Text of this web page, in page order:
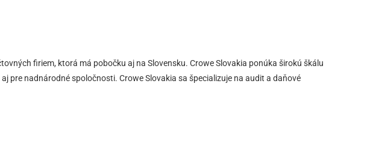
firiem, ktorá má pobočku aj na Slovensku. Crowe Slovakia ponúka širokú škálu
pre nadnárodné spoločnosti. Crowe Slovakia sa špecializuje na audit a daňové